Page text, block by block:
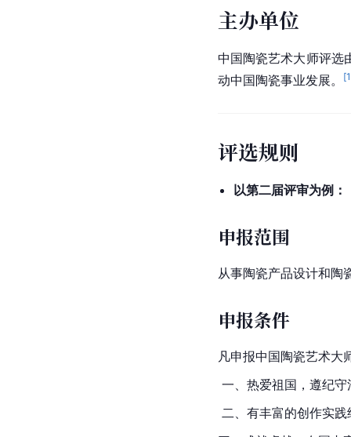
主办单位
中国陶瓷艺术大师评选
动中国陶瓷事业发展。
[1
评选规则
以第二届评审为例：
申报范围
从事陶瓷产品设计和陶
申报条件
凡申报中国陶瓷艺术大
一、热爱祖国，遵纪
二、有丰富的创作实